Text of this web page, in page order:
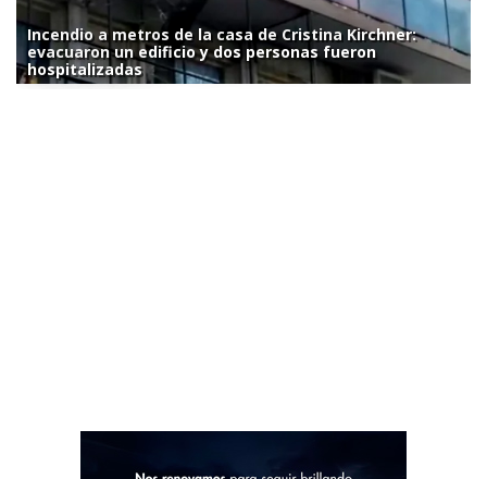
Incendio a metros de la casa de Cristina Kirchner:
evacuaron un edificio y dos personas fueron
hospitalizadas